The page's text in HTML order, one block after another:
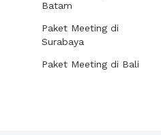
Batam
Paket Meeting di
Surabaya
Paket Meeting di Bali